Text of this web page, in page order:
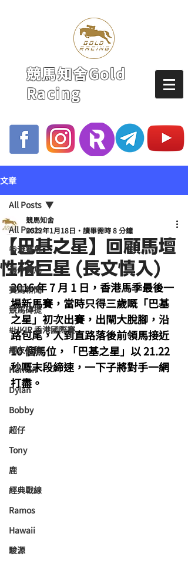
競馬知舍Gold
Racing
文章
All Posts
香港賽馬
海外賽馬
賽馬新聞
競馬磚提
#HKIR 香港國際賽
網友投稿
Homan
Dylan
Bobby
超仔
Tony
鹿
經典戰線
Ramos
Hawaii
駿源
All Posts
【巴基之星】回顧馬壇
性格巨星 (長文慎入)
競馬知舍
2022年1月18日
讀畢需時 8 分鐘
2016 年 7 月 1 日，香港馬季最後一
場新馬賽，當時只得三歲嘅「巴基
之星」初次出賽，出閘大脫腳，沿
路包尾，入到直路落後前領馬接近
10 個馬位，「巴基之星」以 21.22
秒嘅末段締速，一下子將對手一網
打盡。